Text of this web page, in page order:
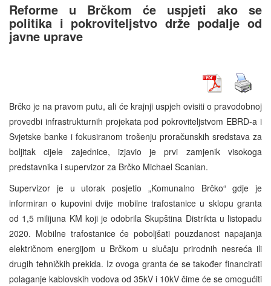
Reforme u Brčkom će uspjeti ako se
politika i pokroviteljstvo drže podalje od
javne uprave
Brčko je na pravom putu, ali će krajnji uspjeh ovisiti o pravodobnoj
provedbi infrastrukturnih projekata pod pokroviteljstvom EBRD-a i
Svjetske banke i fokusiranom trošenju proračunskih sredstava za
boljitak cijele zajednice, izjavio je prvi zamjenik visokoga
predstavnika i supervizor za Brčko Michael Scanlan.
Supervizor je u utorak posjetio „Komunalno Brčko“ gdje je
informiran o kupovini dvije mobilne trafostanice u sklopu granta
od 1,5 milijuna KM koji je odobrila Skupština Distrikta u listopadu
2020. Mobilne trafostanice će poboljšati pouzdanost napajanja
električnom energijom u Brčkom u slučaju prirodnih nesreća ili
drugih tehničkih prekida. Iz ovoga granta će se također financirati
polaganje kablovskih vodova od 35kV i 10kV čime će se omogućiti